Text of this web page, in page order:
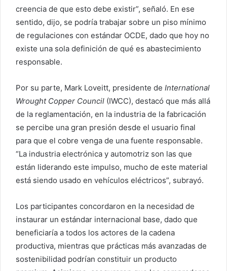
creencia de que esto debe existir”, señaló. En ese
sentido, dijo, se podría trabajar sobre un piso mínimo
de regulaciones con estándar OCDE, dado que hoy no
existe una sola definición de qué es abastecimiento
responsable.
Por su parte, Mark Loveitt, presidente de International
Wrought Copper Council (IWCC), destacó que más allá
de la reglamentación, en la industria de la fabricación
se percibe una gran presión desde el usuario final
para que el cobre venga de una fuente responsable.
“La industria electrónica y automotriz son las que
están liderando este impulso, mucho de este material
está siendo usado en vehículos eléctricos”, subrayó.
Los participantes concordaron en la necesidad de
instaurar un estándar internacional base, dado que
beneficiaría a todos los actores de la cadena
productiva, mientras que prácticas más avanzadas de
sostenibilidad podrían constituir un producto